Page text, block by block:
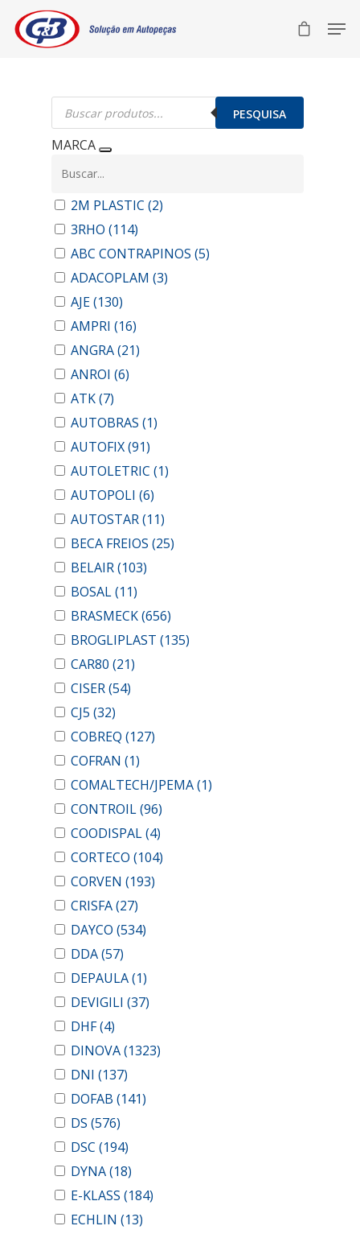
Pesquisar
produtos PESQUISA
MARCA
2M PLASTIC (2)
3RHO (114)
ABC CONTRAPINOS (5)
ADACOPLAM (3)
AJE(130)
AMPRI (16)
ANGRA(21)
ANROI (6)
ATK(7)
AUTOBRAS (1)
AUTOFIX(91)
AUTOLETRIC (1)
AUTOPOLI (6)
AUTOSTAR(11)
BECA FREIOS (25)
BELAIR(103)
BOSAL(11)
BRASMECK(656)
BROGLIPLAST (135)
CAR80 (21)
CISER(54)
CJ5 (32)
COBREQ (127)
COFRAN (1)
COMALTECH/JPEMA(1)
CONTROIL(96)
COODISPAL(4)
CORTECO (104)
CORVEN (193)
CRISFA(27)
DAYCO (534)
DDA(57)
DEPAULA(1)
DEVIGILI (37)
DHF(4)
DINOVA(1323)
DNI (137)
DOFAB (141)
DS (576)
DSC (194)
DYNA(18)
E-KLASS (184)
ECHLIN (13)